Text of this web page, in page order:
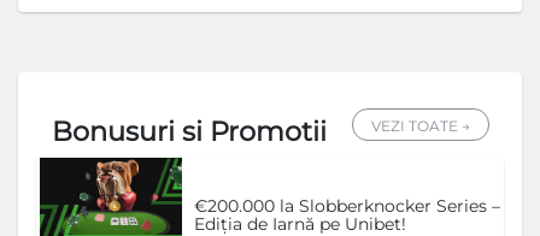
Bonusuri si Promotii VEZI TOATE →
€200.000 la Slobberknocker Series –
Ediția de Iarnă pe Unibet!